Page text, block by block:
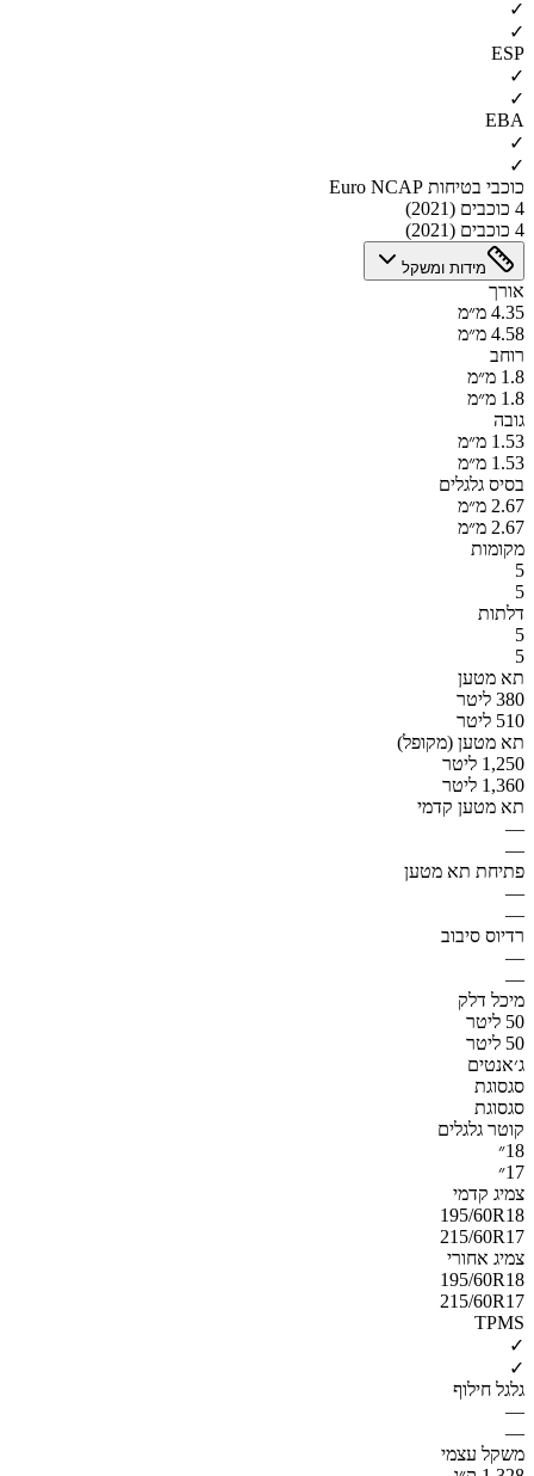
✓
✓
ESP
✓
✓
EBA
✓
✓
כוכבי בטיחות Euro NCAP
4 כוכבים (2021)
4 כוכבים (2021)
מידות ומשקל
אורך
4.35 מ״מ
4.58 מ״מ
רוחב
1.8 מ״מ
1.8 מ״מ
גובה
1.53 מ״מ
1.53 מ״מ
בסיס גלגלים
2.67 מ״מ
2.67 מ״מ
מקומות
5
5
דלתות
5
5
תא מטען
380 ליטר
510 ליטר
תא מטען (מקופל)
1,250 ליטר
1,360 ליטר
תא מטען קדמי
—
—
פתיחת תא מטען
—
—
רדיוס סיבוב
—
—
מיכל דלק
50 ליטר
50 ליטר
ג׳אנטים
סגסוגת
סגסוגת
קוטר גלגלים
18״
17״
צמיג קדמי
195/60R18
215/60R17
צמיג אחורי
195/60R18
215/60R17
TPMS
✓
✓
גלגל חילוף
—
—
משקל עצמי